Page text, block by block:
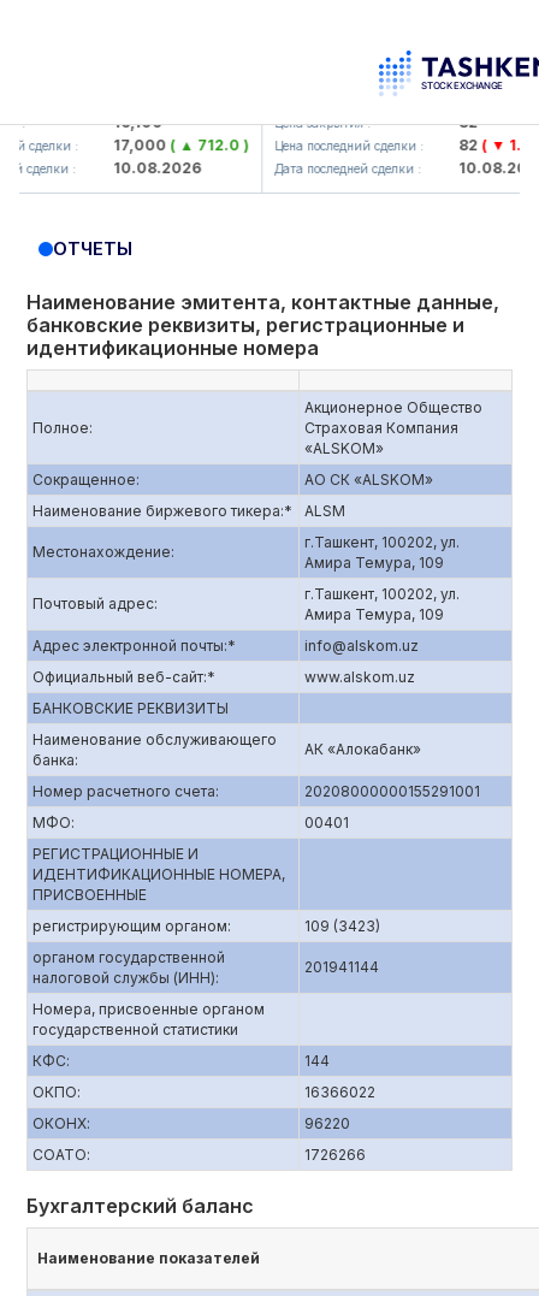
16,100
: 17,000( ▲ 712.0 )
: 10.08.2026
KFSK (<Kafolat sug'urta
Цена закрытия : 82
Цена последний сделки : 82 ( ▼ 1.91 )
Дата последней сделки : 10.08.2026
ОТЧЕТЫ
Наименование эмитента, контактные данные,
банковские реквизиты, регистрационные и
идентификационные номера
Полное:
Акционерное Общество
Страховая Компания
«ALSKOM»
Сокращенное:
АО СК «ALSKOM»
Наименование биржевого тикера:*
ALSM
Местонахождение:
г.Ташкент, 100202, ул.
Амира Темура, 109
Почтовый адрес:
г.Ташкент, 100202, ул.
Амира Темура, 109
Адрес электронной почты:*
info@alskom.uz
Официальный веб-сайт:*
www.alskom.uz
БАНКОВСКИЕ РЕКВИЗИТЫ
Наименование обслуживающего
банка:
АК «Алокабанк»
Номер расчетного счета:
20208000000155291001
МФО:
00401
РЕГИСТРАЦИОННЫЕ И
ИДЕНТИФИКАЦИОННЫЕ НОМЕРА,
ПРИСВОЕННЫЕ
регистрирующим органом:
109 (3423)
органом государственной
налоговой службы (ИНН):
201941144
Номера, присвоенные органом
государственной статистики
КФС:
144
ОКПО:
16366022
ОКОНХ:
96220
СОАТО:
1726266
Бухгалтерский баланс
Наименование показателей